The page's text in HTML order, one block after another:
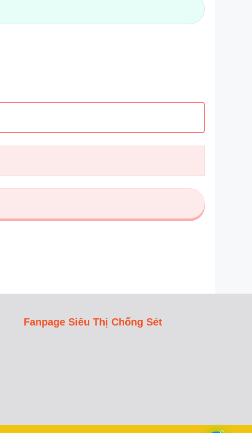
Fanpage Siêu Thị Chống Sét